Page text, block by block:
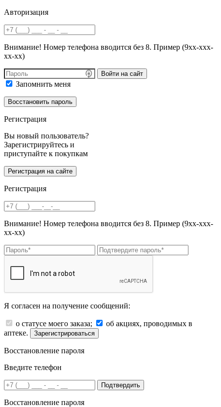
Авторизация
Внимание! Номер телефона вводится без 8. Пример (9хх-ххх-
хх-хх)
Войти на сайт
Запомнить меня
Регистрация
Вы новый пользователь?
Зарегистрируйтесь и
приступайте к покупкам
Регистрация
Внимание! Номер телефона вводится без 8. Пример (9хх-ххх-
хх-хх)
Я согласен на получение сообщений:
о статусе моего заказа;
об акциях, проводимых в
аптеке.
Зарегистрироваться
Восстановление пароля
Введите телефон
Подтвердить
Восстановление пароля